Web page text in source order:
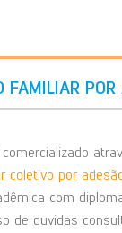
FAMILIAR POR
coletivo por
com
de duvidas